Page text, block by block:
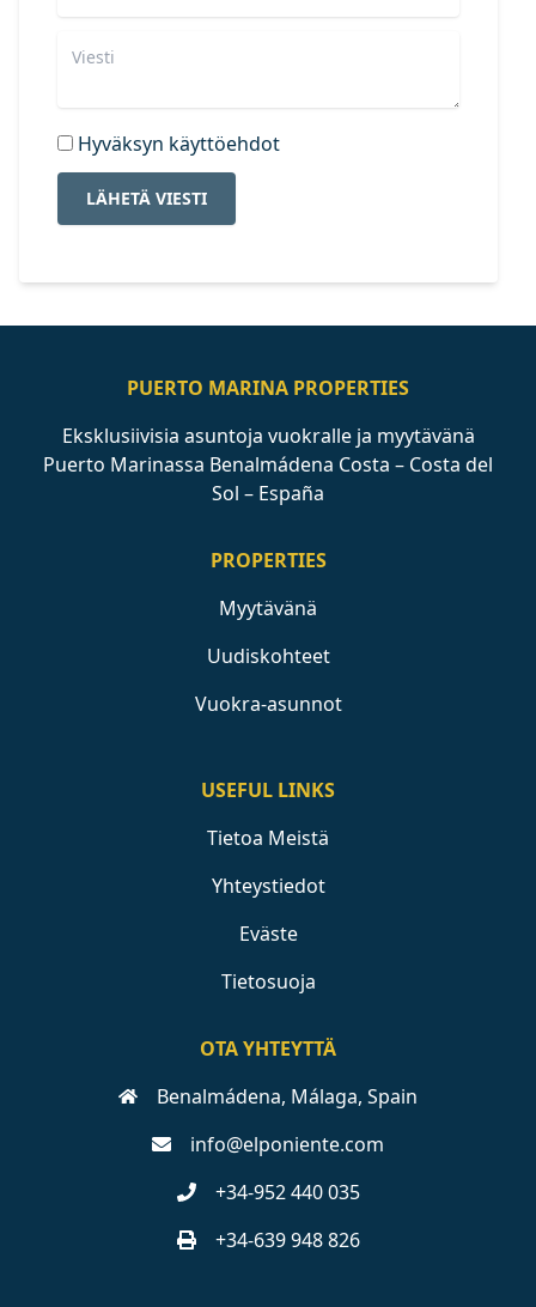
Hyväksyn käyttöehdot
LÄHETÄ VIESTI
PUERTO MARINA PROPERTIES
Eksklusiivisia asuntoja vuokralle ja myytävänä
Puerto Marinassa Benalmádena Costa – Costa del
Sol – España
PROPERTIES
Myytävänä
Uudiskohteet
Vuokra-asunnot
USEFUL LINKS
Tietoa Meistä
Yhteystiedot
Eväste
Tietosuoja
OTA YHTEYTTÄ
Benalmádena, Málaga, Spain
info@elponiente.com
+34-952 440 035
+34-639 948 826